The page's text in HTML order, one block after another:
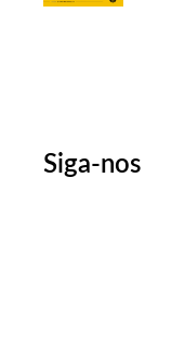
Siga-nos